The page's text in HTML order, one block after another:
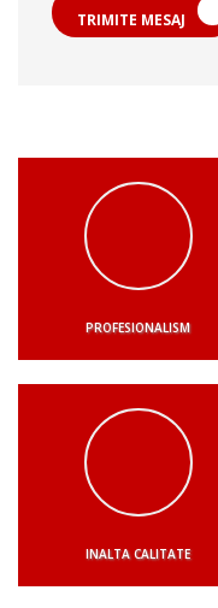
TRIMITE MESAJ
PROFESIONALISM
INALTA CALITATE